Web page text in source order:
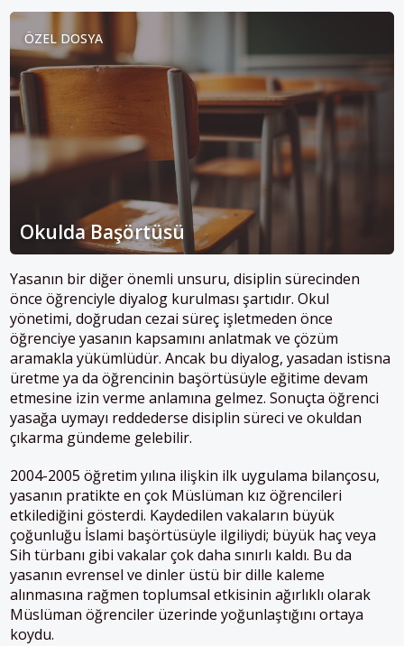
ÖZEL DOSYA
Okulda Başörtüsü
Yasanın bir diğer önemli unsuru, disiplin sürecinden
önce öğrenciyle diyalog kurulması şartıdır. Okul
yönetimi, doğrudan cezai süreç işletmeden önce
öğrenciye yasanın kapsamını anlatmak ve çözüm
aramakla yükümlüdür. Ancak bu diyalog, yasadan istisna
üretme ya da öğrencinin başörtüsüyle eğitime devam
etmesine izin verme anlamına gelmez. Sonuçta öğrenci
yasağa uymayı reddederse disiplin süreci ve okuldan
çıkarma gündeme gelebilir.
2004-2005 öğretim yılına ilişkin ilk uygulama bilançosu,
yasanın pratikte en çok Müslüman kız öğrencileri
etkilediğini gösterdi. Kaydedilen vakaların büyük
çoğunluğu İslami başörtüsüyle ilgiliydi; büyük haç veya
Sih türbanı gibi vakalar çok daha sınırlı kaldı. Bu da
yasanın evrensel ve dinler üstü bir dille kaleme
alınmasına rağmen toplumsal etkisinin ağırlıklı olarak
Müslüman öğrenciler üzerinde yoğunlaştığını ortaya
koydu.